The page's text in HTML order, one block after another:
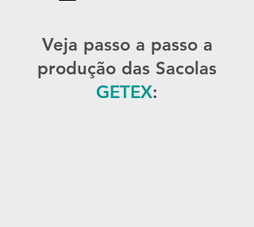
Veja passo a passo a
produção das Sacolas
GETEX: